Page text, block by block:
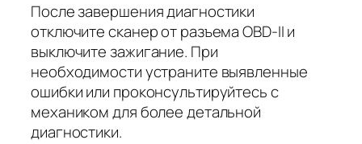
После завершения диагностики
отключите сканер от разъема OBD-II и
выключите зажигание. При
необходимости устраните выявленные
ошибки или проконсультируйтесь с
механиком для более детальной
диагностики.